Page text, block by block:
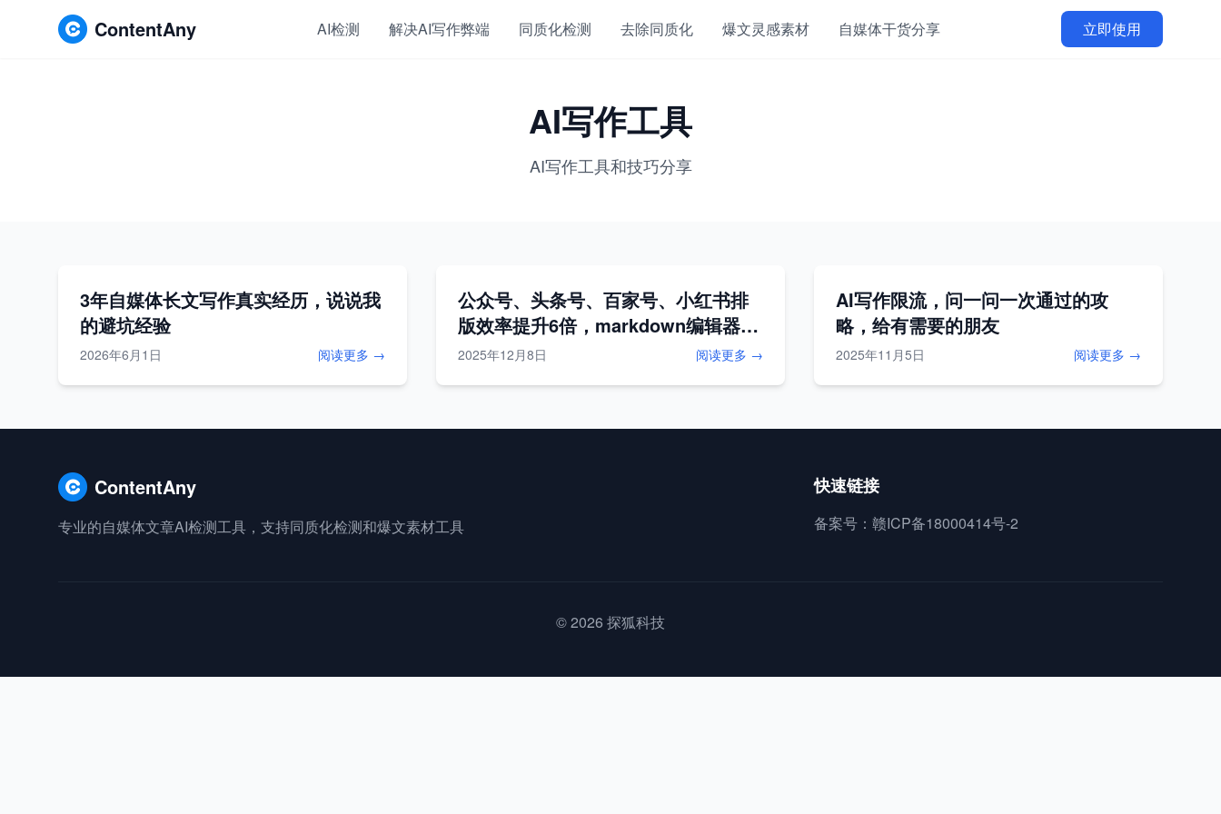
ContentAny AI检测 解决AI写作弊端 同质化检测 去除同质化 爆文灵感素材 自媒体干货分享 立即使用
AI写作工具
AI写作工具和技巧分享
3年自媒体长文写作真实经历，说说我
的避坑经验
2026年6月1日 阅读更多 →
公众号、头条号、百家号、小红书排
版效率提升6倍，markdown编辑器改
变了我的工作流
2025年12月8日 阅读更多 →
AI写作限流，问一问一次通过的攻
略，给有需要的朋友
2025年11月5日 阅读更多 →
ContentAny
专业的自媒体文章AI检测工具，支持同质化检测和爆文素材工具
快速链接
备案号：赣ICP备18000414号-2
© 2026 探狐科技